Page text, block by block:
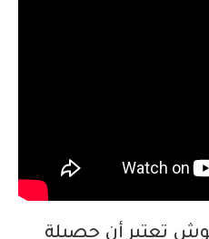
تعتبر أن حصيلة